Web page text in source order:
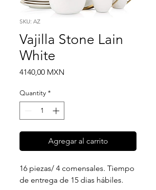
SKU: AZ
Vajilla Stone Lain
White
4140,00 MXN
Quantity *
Agregar al carrito
16 piezas/ 4 comensales. Tiempo
de entrega de 15 dias hábiles.